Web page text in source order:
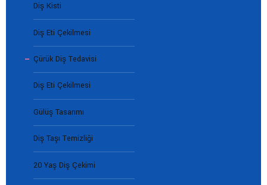
Diş Kisti
Diş Eti Çekilmesi
Çürük Diş Tedavisi
Diş Eti Çekilmesi
Gülüş Tasarımı
Diş Taşı Temizliği
20 Yaş Diş Çekimi